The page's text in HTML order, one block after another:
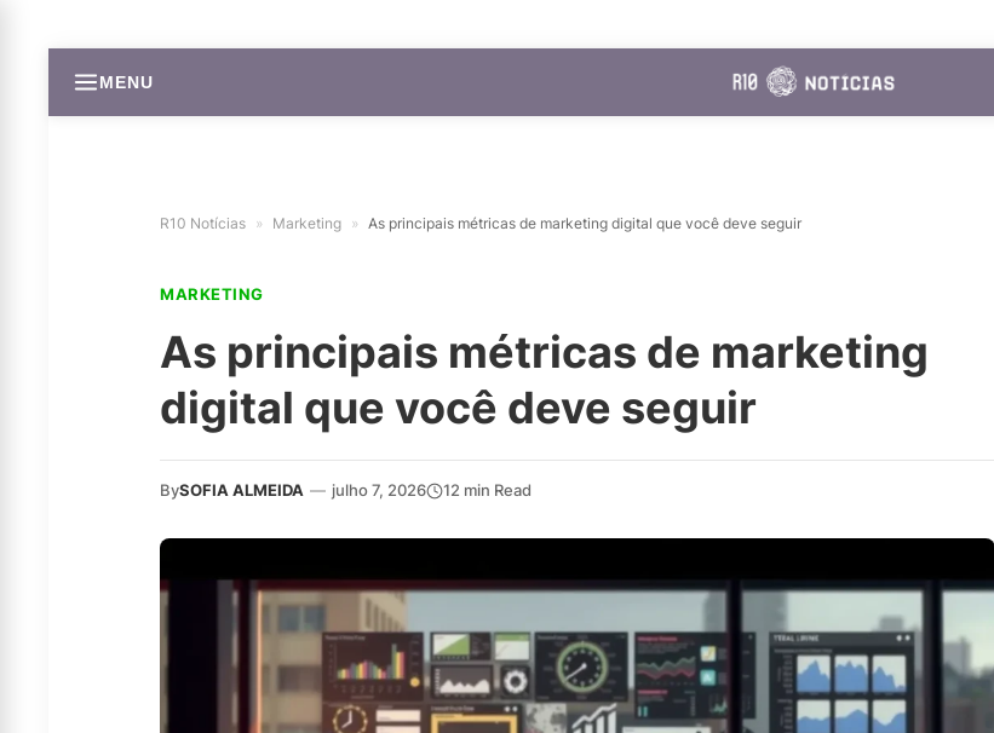
MENU
R10 Notícias » Marketing » As principais métricas de marketing digital que você deve seguir
MARKETING
As principais métricas de marketing
digital que você deve seguir
BySOFIA ALMEIDA — julho 7, 2026 12 min Read